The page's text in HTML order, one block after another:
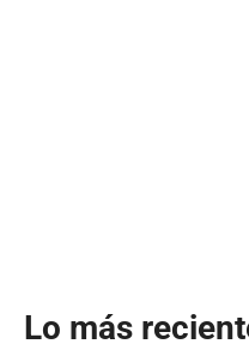
Lo más